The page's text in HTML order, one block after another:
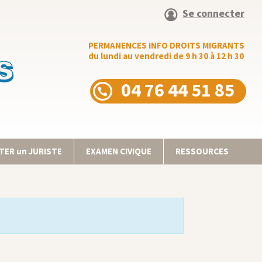
Se connecter
PERMANENCES INFO DROITS MIGRANTS
du lundi au vendredi de 9 h 30 à 12 h 30
04 76 44 51 85
un JURISTE EXAMEN CIVIQUE RESSOURCES